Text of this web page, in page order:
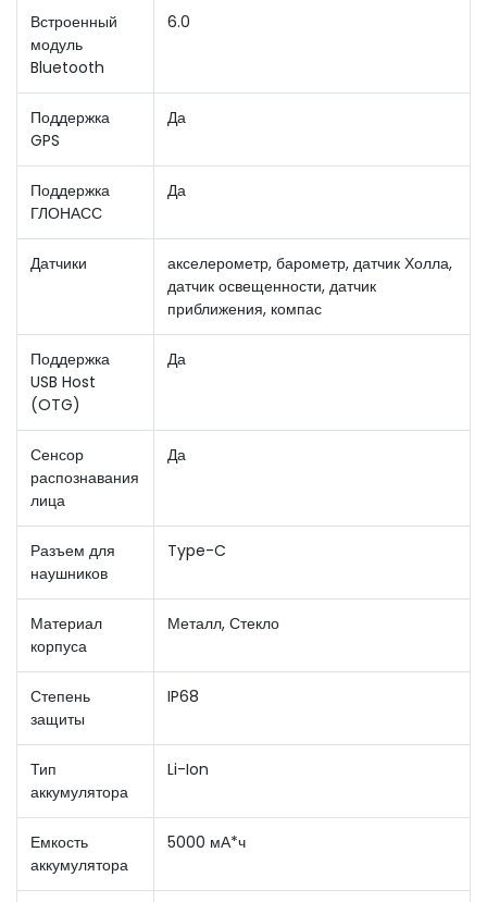
Встроенный
модуль
Bluetooth
6.0
Поддержка
GPS
Да
Поддержка
ГЛОНАСС
Да
Датчики
акселерометр, барометр, датчик Холла,
датчик освещенности, датчик
приближения, компас
Поддержка
USB Host
(OTG)
Да
Сенсор
распознавания
лица
Да
Разъем для
наушников
Type-C
Материал
корпуса
Металл, Стекло
Степень
защиты
IP68
Тип
аккумулятора
Li-Ion
Емкость
аккумулятора
5000 мА*ч